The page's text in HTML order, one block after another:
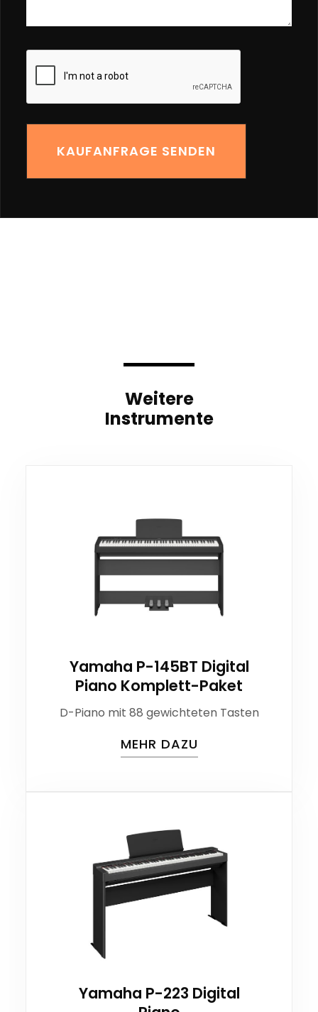
Weitere
Instrumente
Yamaha P-145BT Digital
Piano Komplett-Paket
D-Piano mit 88 gewichteten Tasten
MEHR DAZU
Yamaha P-223 Digital